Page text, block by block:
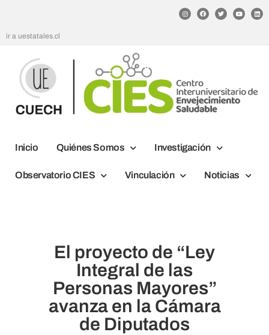
ir a uestatales.cl
Inicio Quiénes Somos Investigación
Observatorio CIES Vinculación Noticias
El proyecto de “Ley
Integral de las
Personas Mayores”
avanza en la Cámara
de Diputados